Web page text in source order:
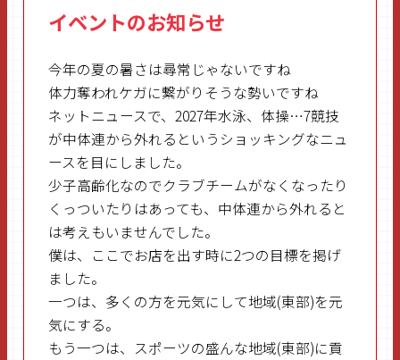
イベントのお知らせ
今年の夏の暑さは尋常じゃないですね
体力奪われケガに繋がりそうな勢いですね
ネットニュースで、2027年水泳、体操…7競技
が中体連から外れるというショッキングなニュ
ースを目にしました。
少子高齢化なのでクラブチームがなくなったり
くっついたりはあっても、中体連から外れると
は考えもいませんでした。
僕は、ここでお店を出す時に2つの目標を掲げ
ました。
一つは、多くの方を元気にして地域(東部)を元
気にする。
もう一つは、スポーツの盛んな地域(東部)に貢